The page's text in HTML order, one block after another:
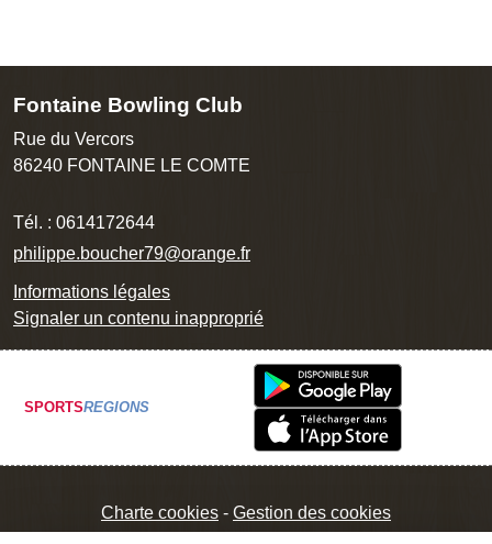
Fontaine Bowling Club
Rue du Vercors
86240 FONTAINE LE COMTE
Tél. : 0614172644
philippe.boucher79@orange.fr
Informations légales
Signaler un contenu inapproprié
SPORTSREGIONS
Charte cookies Gestion des cookies